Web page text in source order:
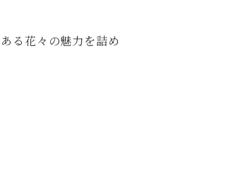
る花々の魅力を詰め